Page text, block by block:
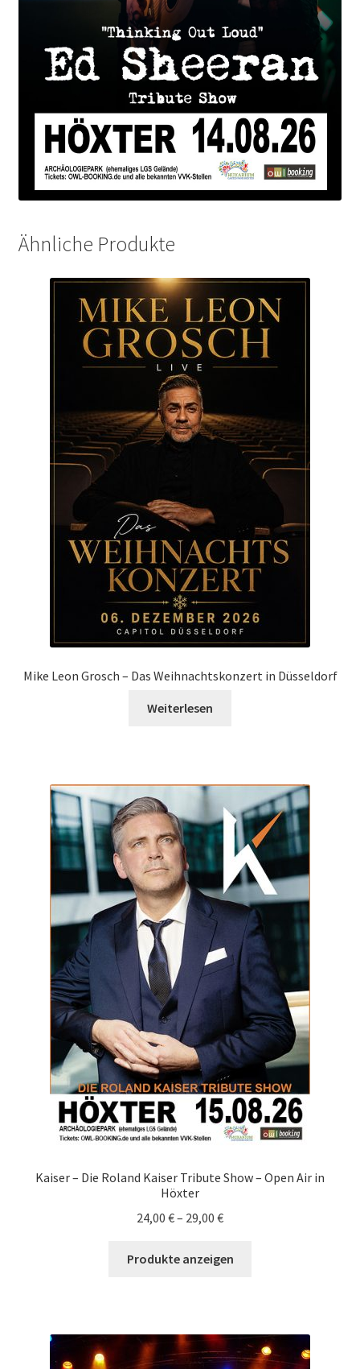
Ähnliche Produkte
Mike Leon Grosch – Das Weihnachtskonzert in Düsseldorf
Weiterlesen
Kaiser – Die Roland Kaiser Tribute Show – Open Air in
Höxter
24,00 €– 29,00 €
Produkte anzeigen